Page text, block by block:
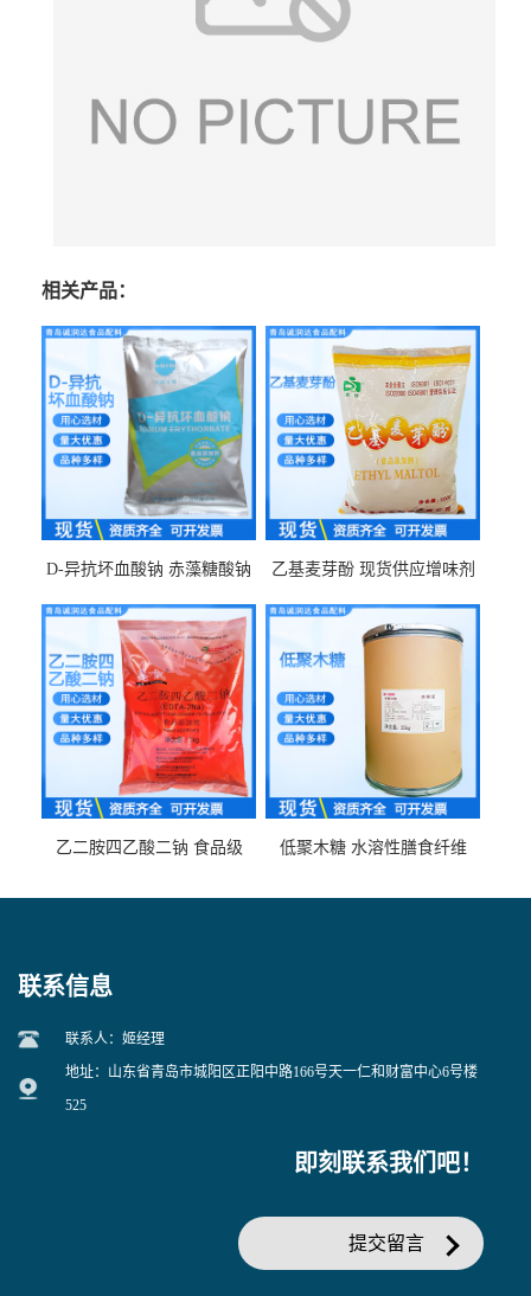
相关产品：
D-异抗坏血酸钠 赤藻糖酸钠
乙基麦芽酚 现货供应增味剂
乙二胺四乙酸二钠 食品级
低聚木糖 水溶性膳食纤维
联系信息
联系人：姬经理
地址：山东省青岛市城阳区正阳中路166号天一仁和财富中心6号楼
525
即刻联系我们吧！
提交留言